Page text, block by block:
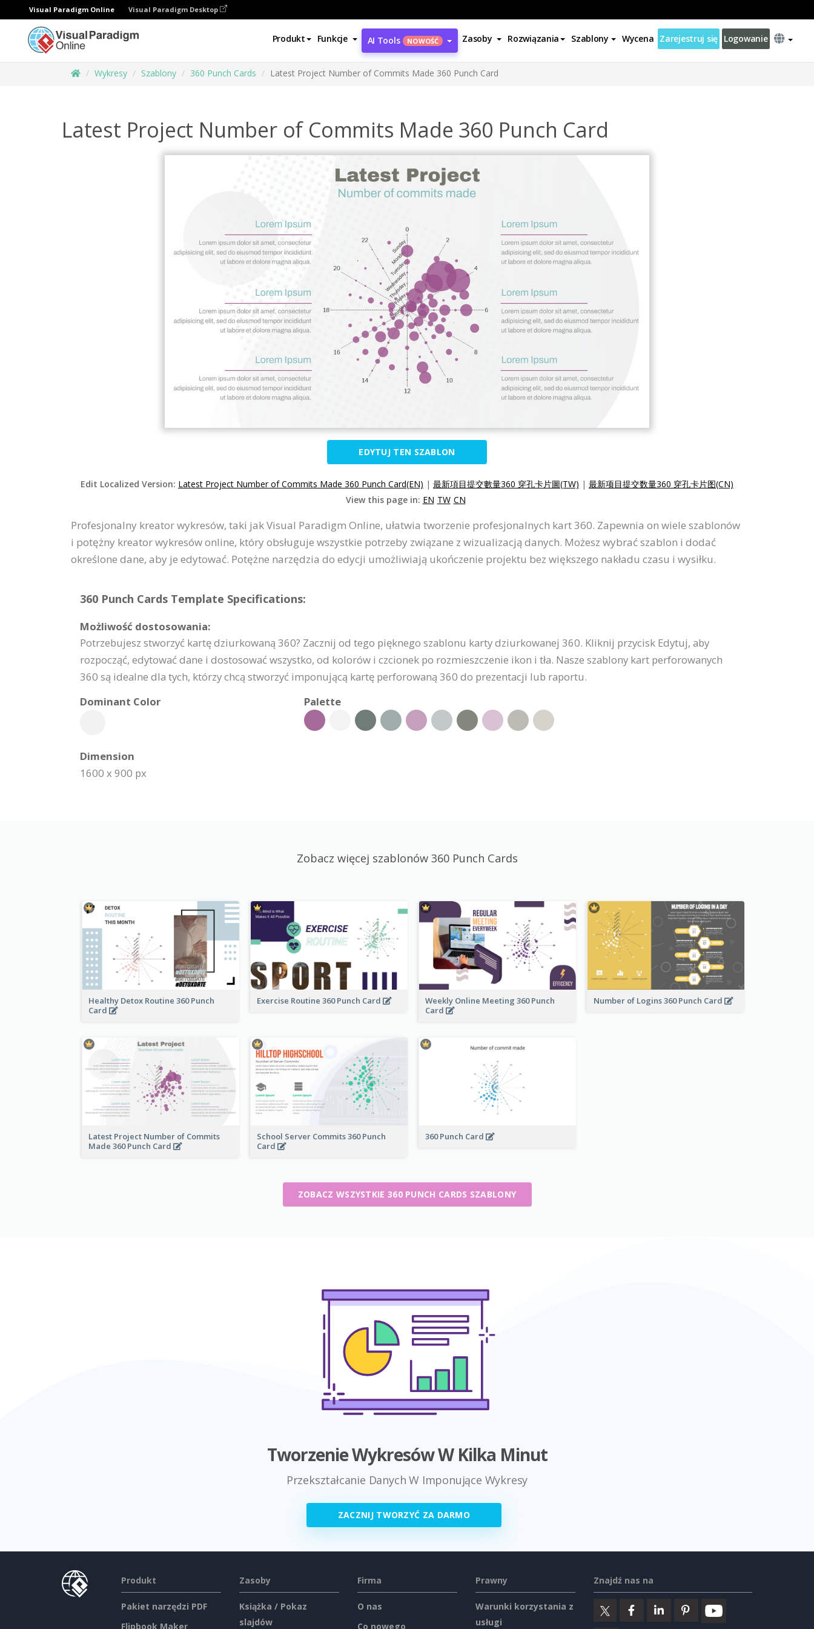
Visual Paradigm Online Visual Paradigm Desktop
Produkt Funkcje AI Tools NOWOŚĆ Zasoby Rozwiązania Szablony Wycena Zarejestruj się Logowanie
Wykresy Szablony 360 Punch Cards Latest Project Number of Commits Made 360 Punch Card
Latest Project Number of Commits Made 360 Punch Card
EDYTUJ TEN SZABLON
Edit Localized Version: Latest Project Number of Commits Made 360 Punch Card(EN) | 最新項目提交數量360 穿孔卡片圖(TW) | 最新项目提交数量360 穿孔卡片图(CN)
View this page in: EN TW CN
Profesjonalny kreator wykresów, taki jak Visual Paradigm Online, ułatwia tworzenie profesjonalnych kart 360. Zapewnia on wiele szablonów
i potężny kreator wykresów online, który obsługuje wszystkie potrzeby związane z wizualizacją danych. Możesz wybrać szablon i dodać
określone dane, aby je edytować. Potężne narzędzia do edycji umożliwiają ukończenie projektu bez większego nakładu czasu i wysiłku.
360 Punch Cards Template Specifications:
Możliwość dostosowania:
Potrzebujesz stworzyć kartę dziurkowaną 360? Zacznij od tego pięknego szablonu karty dziurkowanej 360. Kliknij przycisk Edytuj, aby
rozpocząć, edytować dane i dostosować wszystko, od kolorów i czcionek po rozmieszczenie ikon i tła. Nasze szablony kart perforowanych
360 są idealne dla tych, którzy chcą stworzyć imponującą kartę perforowaną 360 do prezentacji lub raportu.
Dominant Color
Palette
Dimension
1600 x 900 px
Zobacz więcej szablonów 360 Punch Cards
Healthy Detox Routine 360 Punch
Card
Exercise Routine 360 Punch Card
Weekly Online Meeting 360 Punch
Card
Number of Logins 360 Punch Card
Latest Project Number of Commits
Made 360 Punch Card
School Server Commits 360 Punch
Card
360 Punch Card
ZOBACZ WSZYSTKIE 360 PUNCH CARDS SZABLONY
Tworzenie Wykresów W Kilka Minut
Przekształcanie Danych W Imponujące Wykresy
ZACZNIJ TWORZYĆ ZA DARMO
Produkt
Pakiet narzędzi PDF
Flipbook Maker
Zasoby
Książka / Pokaz
slajdów
Firma
O nas
Co nowego
Prawny
Warunki korzystania z
usługi
Znajdź nas na